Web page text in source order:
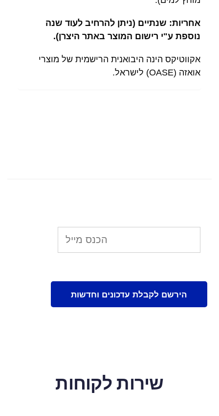
אחריות: שנתיים (ניתן להרחיב לעוד שנה
נוספת ע"י רישום המוצר באתר היצרן).
אקווטיקס הינה היבואנית הרישמית של מוצרי
אואזה (OASE) לישראל.
שירות לקוחות